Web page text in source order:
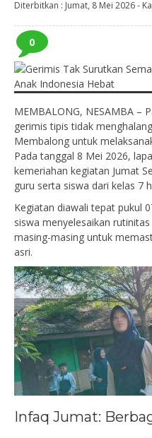
Diterbitkan : Jumat, 8 Mei 2026-
0
MEMBALONG, NESAMBA –
gerimis tipis tidak
Membalong untuk
Pada tanggal 8 Mei 2026,
kemeriahan kegiatan Jumat
guru serta siswa dari kelas 7
Kegiatan diawali tepat pukul
siswa menyelesaikan
masing-masing untuk
asri.
Infaq Jumat: